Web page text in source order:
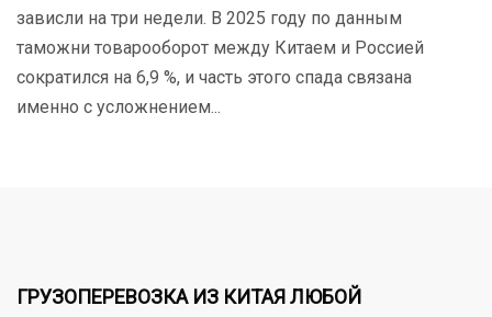
зависли на три недели. В 2025 году по данным
таможни товарооборот между Китаем и Россией
сократился на 6,9 %, и часть этого спада связана
именно с усложнением...
ГРУЗОПЕРЕВОЗКА ИЗ КИТАЯ ЛЮБОЙ